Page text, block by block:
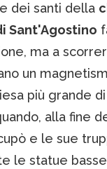
dei santi della
Sant'Agostino
ma a
un
più grande
alla fine
e le sue
le statue